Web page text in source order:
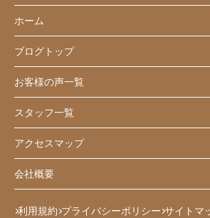
ホーム
ブログトップ
お客様の声一覧
スタッフ一覧
アクセスマップ
会社概要
利用規約 プライバシーポリシー サイトマ